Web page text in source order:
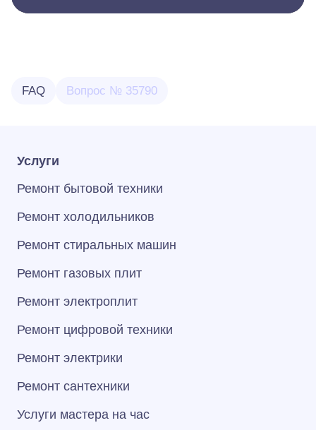
FAQ Вопрос № 35790
Услуги
Ремонт бытовой техники
Ремонт холодильников
Ремонт стиральных машин
Ремонт газовых плит
Ремонт электроплит
Ремонт цифровой техники
Ремонт электрики
Ремонт сантехники
Услуги мастера на час